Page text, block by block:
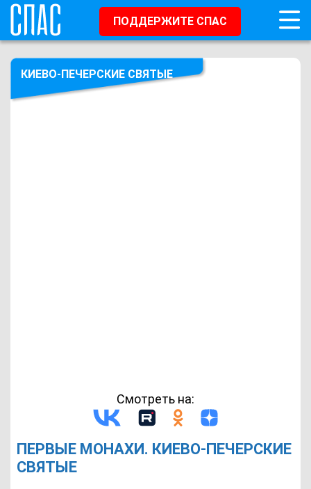
ПОДДЕРЖИТЕ СПАС
КИЕВО-ПЕЧЕРСКИЕ СВЯТЫЕ
Смотреть на:
ПЕРВЫЕ МОНАХИ. КИЕВО-ПЕЧЕРСКИЕ
СВЯТЫЕ